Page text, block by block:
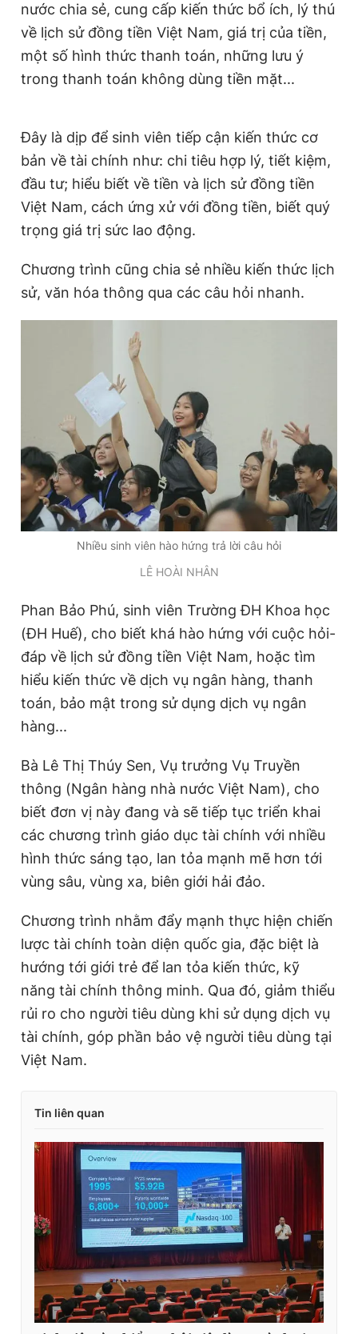
nước chia sẻ, cung cấp kiến thức bổ ích, lý thú
về lịch sử đồng tiền Việt Nam, giá trị của tiền,
một số hình thức thanh toán, những lưu ý
trong thanh toán không dùng tiền mặt...
Đây là dịp để sinh viên tiếp cận kiến thức cơ
bản về tài chính như: chi tiêu hợp lý, tiết kiệm,
đầu tư; hiểu biết về tiền và lịch sử đồng tiền
Việt Nam, cách ứng xử với đồng tiền, biết quý
trọng giá trị sức lao động.
Chương trình cũng chia sẻ nhiều kiến thức lịch
sử, văn hóa thông qua các câu hỏi nhanh.
Nhiều sinh viên hào hứng trả lời câu hỏi
LÊ HOÀI NHÂN
Phan Bảo Phú, sinh viên Trường ĐH Khoa học
(ĐH Huế), cho biết khá hào hứng với cuộc hỏi-
đáp về lịch sử đồng tiền Việt Nam, hoặc tìm
hiểu kiến thức về dịch vụ ngân hàng, thanh
toán, bảo mật trong sử dụng dịch vụ ngân
hàng...
Bà Lê Thị Thúy Sen, Vụ trưởng Vụ Truyền
thông (Ngân hàng nhà nước Việt Nam), cho
biết đơn vị này đang và sẽ tiếp tục triển khai
các chương trình giáo dục tài chính với nhiều
hình thức sáng tạo, lan tỏa mạnh mẽ hơn tới
vùng sâu, vùng xa, biên giới hải đảo.
Chương trình nhằm đẩy mạnh thực hiện chiến
lược tài chính toàn diện quốc gia, đặc biệt là
hướng tới giới trẻ để lan tỏa kiến thức, kỹ
năng tài chính thông minh. Qua đó, giảm thiểu
rủi ro cho người tiêu dùng khi sử dụng dịch vụ
tài chính, góp phần bảo vệ người tiêu dùng tại
Việt Nam.
Tin liên quan